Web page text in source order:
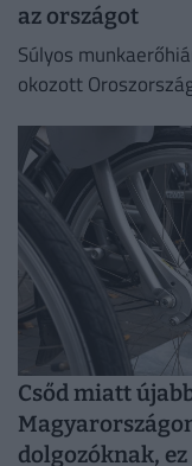
az országot
Súlyos
okozott
Csőd miatt
dolgozóknak,